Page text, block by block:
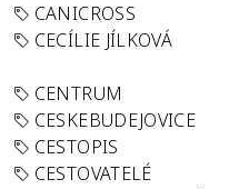
CANICROSS
CECÍLIE JÍLKOVÁ
CENTRUM
CESKEBUDEJOVICE
CESTOPIS
CESTOVATELÉ